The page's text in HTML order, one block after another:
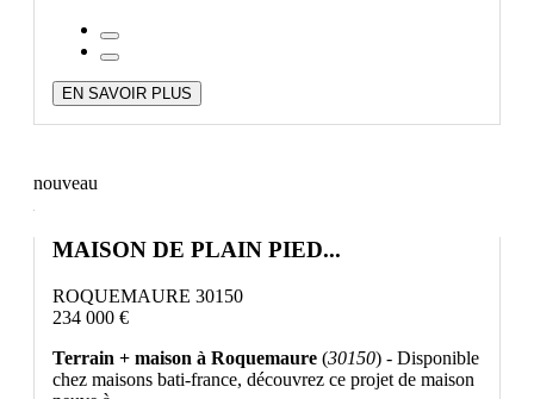
EN SAVOIR PLUS
nouveau
MAISON DE PLAIN PIED...
ROQUEMAURE 30150
234 000 €
Terrain + maison à Roquemaure (30150) - Disponible
chez maisons bati-france, découvrez ce projet de maison